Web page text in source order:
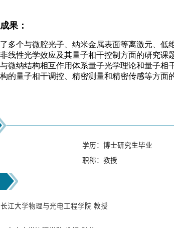
学历：博士研究生毕业
职称：教授
长江大学物理与光电工程学院 教授